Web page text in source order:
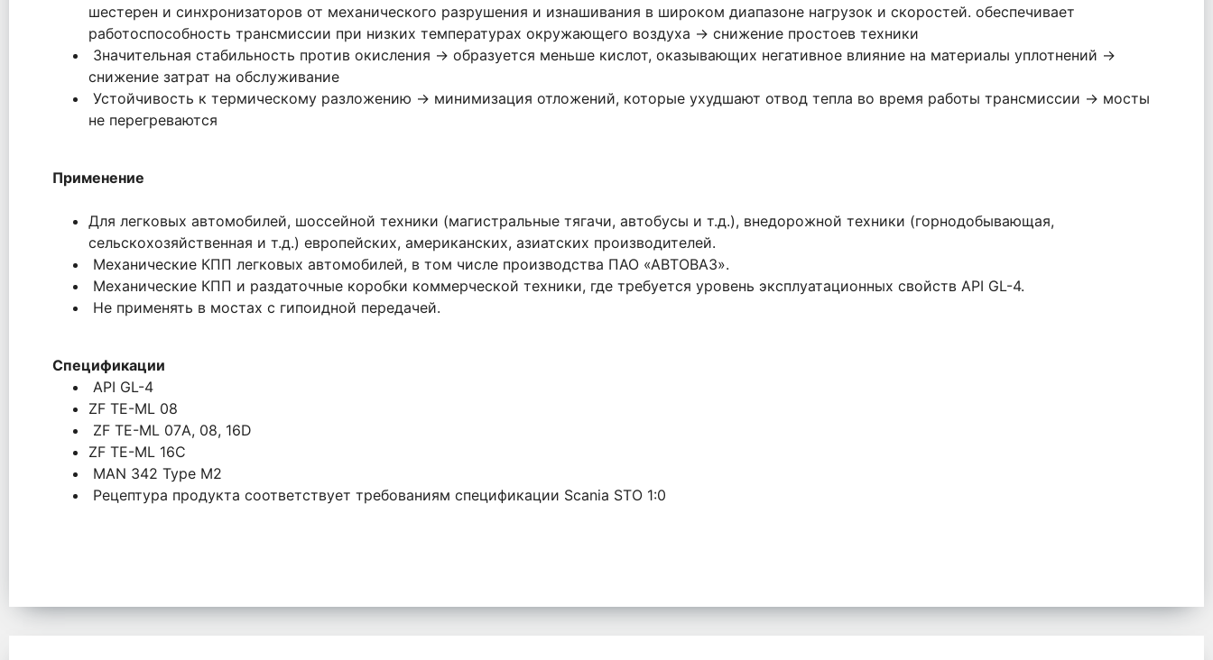
шестерен и синхронизаторов от механического разрушения и изнашивания в широком диапазоне нагрузок и скоростей. обеспечивает
работоспособность трансмиссии при низких температурах окружающего воздуха → снижение простоев техники
Значительная стабильность против окисления → образуется меньше кислот, оказывающих негативное влияние на материалы уплотнений →
снижение затрат на обслуживание
Устойчивость к термическому разложению → минимизация отложений, которые ухудшают отвод тепла во время работы трансмиссии → мосты
не перегреваются
Применение
Для легковых автомобилей, шоссейной техники (магистральные тягачи, автобусы и т.д.), внедорожной техники (горнодобывающая,
сельскохозяйственная и т.д.) европейских, американских, азиатских производителей.
Механические КПП легковых автомобилей, в том числе производства ПАО «АВТОВАЗ».
Механические КПП и раздаточные коробки коммерческой техники, где требуется уровень эксплуатационных свойств API GL-4.
Не применять в мостах с гипоидной передачей.
Спецификации
API GL-4
ZF TE-ML 08
ZF TE-ML 07А, 08, 16D
ZF TE-ML 16C
MAN 342 Type M2
Рецептура продукта соответствует требованиям спецификации Scania STO 1:0